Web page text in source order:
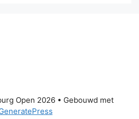
Open 2026• Gebouwd met